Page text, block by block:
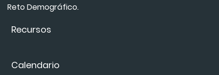
Recursos
Calendario
Reto Demográfico.